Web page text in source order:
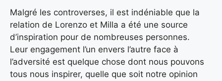
Malgré les controverses, il est indéniable que la
relation de Lorenzo et Milla a été une source
d’inspiration pour de nombreuses personnes.
Leur engagement l’un envers l’autre face à
l’adversité est quelque chose dont nous pouvons
tous nous inspirer, quelle que soit notre opinion